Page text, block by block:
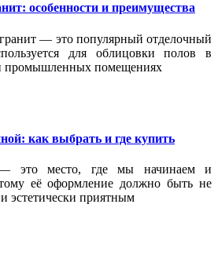
особенности и преимущества
— это популярный отделочный
для облицовки полов в
промышленных помещениях
как выбрать и где купить
это место, где мы начинаем и
её оформление должно быть не
эстетически приятным